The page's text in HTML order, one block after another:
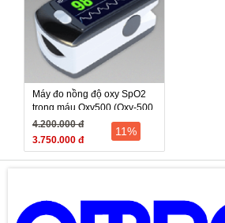
Máy đo nồng độ oxy SpO2
trong máu Oxy500 (Oxy-500,
Oxy 500) - Hàn Quốc
4.200.000 đ
3.750.000 đ
11%